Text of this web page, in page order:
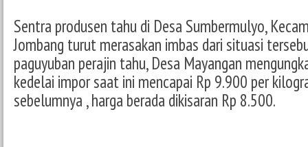
Sentra produsen tahu di Desa Sumbermulyo,
Jombang turut merasakan imbas dari situasi
paguyuban perajin tahu, Desa Mayangan
kedelai impor saat ini mencapai Rp 9.900 per
sebelumnya , harga berada dikisaran Rp 8.500.